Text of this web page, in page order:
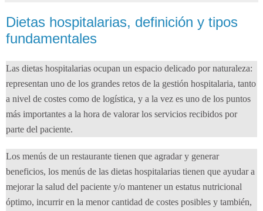
Dietas hospitalarias, definición y tipos
fundamentales
Las dietas hospitalarias ocupan un espacio delicado por naturaleza:
representan uno de los grandes retos de la gestión hospitalaria, tanto
a nivel de costes como de logística, y a la vez es uno de los puntos
más importantes a la hora de valorar los servicios recibidos por
parte del paciente.
Los menús de un restaurante tienen que agradar y generar
beneficios, los menús de las dietas hospitalarias tienen que ayudar a
mejorar la salud del paciente y/o mantener un estatus nutricional
óptimo, incurrir en la menor cantidad de costes posibles y también,